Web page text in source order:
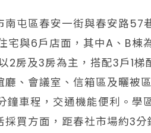
屯區春安一街與春安路57
宅與6戶店面，其中A、B棟
2房及3房為主，搭配3戶1
、會議室、信箱區及曬被
車程，交通機能便利。學
買方面，距春社市場約3